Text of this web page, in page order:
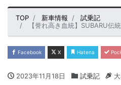
TOP 新車情報
試乗記
【誉れ高き血統】SUBARU伝統の「フラット4＆シン
Facebook X Hatena
2023年11月18日 試乗記